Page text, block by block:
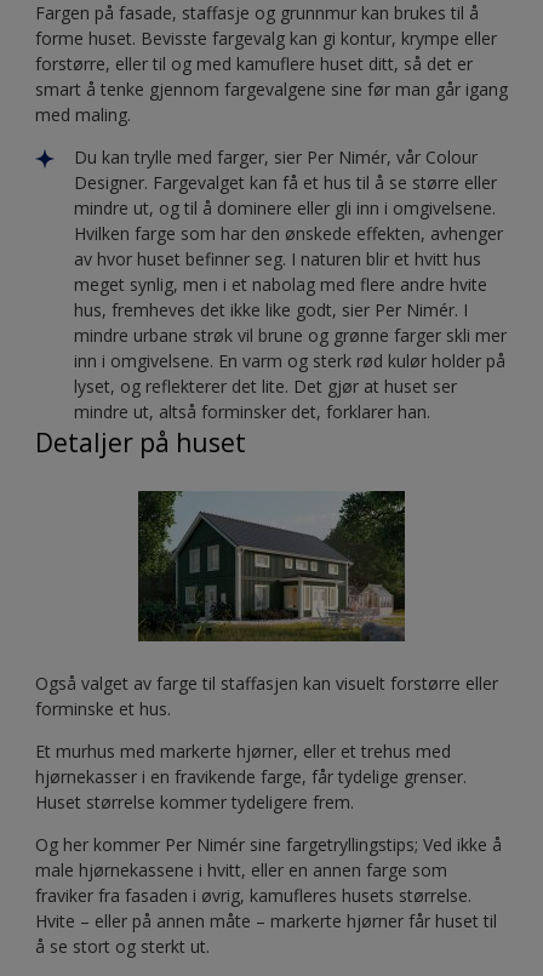
Fargen på fasade, staffasje og grunnmur kan brukes til å
forme huset. Bevisste fargevalg kan gi kontur, krympe eller
forstørre, eller til og med kamuflere huset ditt, så det er
smart å tenke gjennom fargevalgene sine før man går igang
med maling.
Du kan trylle med farger, sier Per Nimér, vår Colour
Designer. Fargevalget kan få et hus til å se større eller
mindre ut, og til å dominere eller gli inn i omgivelsene.
Hvilken farge som har den ønskede effekten, avhenger
av hvor huset befinner seg. I naturen blir et hvitt hus
meget synlig, men i et nabolag med flere andre hvite
hus, fremheves det ikke like godt, sier Per Nimér. I
mindre urbane strøk vil brune og grønne farger skli mer
inn i omgivelsene. En varm og sterk rød kulør holder på
lyset, og reflekterer det lite. Det gjør at huset ser
mindre ut, altså forminsker det, forklarer han.
Detaljer på huset
Også valget av farge til staffasjen kan visuelt forstørre eller
forminske et hus.
Et murhus med markerte hjørner, eller et trehus med
hjørnekasser i en fravikende farge, får tydelige grenser.
Huset størrelse kommer tydeligere frem.
Og her kommer Per Nimér sine fargetryllingstips; Ved ikke å
male hjørnekassene i hvitt, eller en annen farge som
fraviker fra fasaden i øvrig, kamufleres husets størrelse.
Hvite – eller på annen måte – markerte hjørner får huset til
å se stort og sterkt ut.